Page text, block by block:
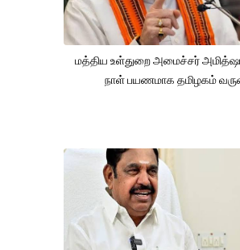
மத்திய உள்துறை அமைச்சர்
நாள் பயணமாக தமிழகம்